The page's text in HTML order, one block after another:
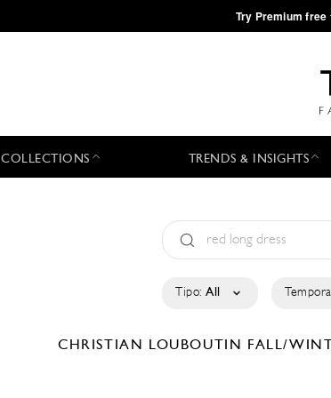
·Try Premium free
COLLECTIONS TRENDS & INSIGHTS
Tipo: All
CHRISTIAN LOUBOUTIN FALL/